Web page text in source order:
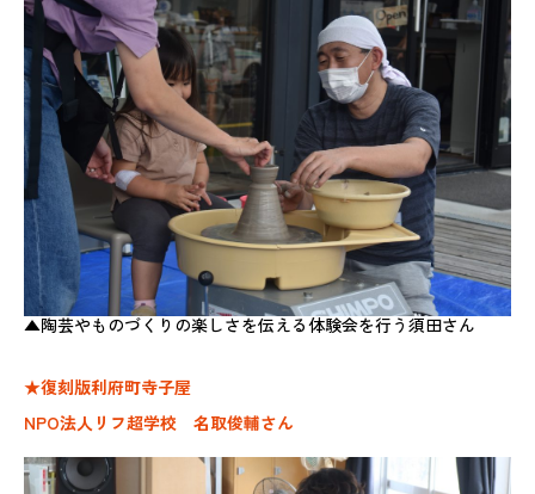
▲陶芸やものづくりの楽しさを伝える体験会を行う須田さん
★復刻版利府町寺子屋
NPO法人リフ超学校 名取俊輔さん